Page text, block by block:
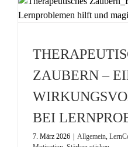
ZAUBERN –
BEI
7. März 2026 Allgemein,